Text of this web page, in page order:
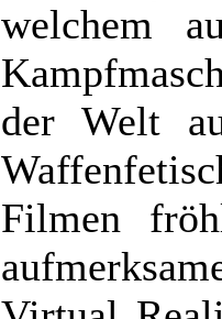
welchem
der Welt
Filmen